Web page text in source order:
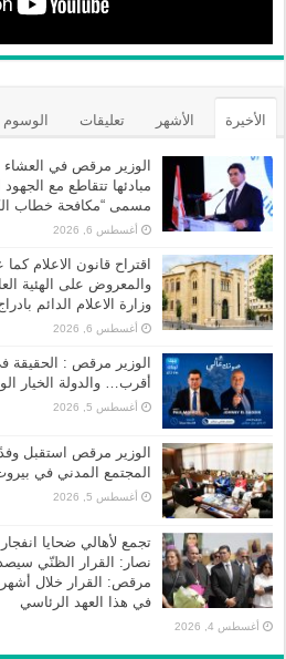
الأخيرة الأشهر تعليقات الوسوم
الوزير مرقص في
مبادئها تتقاطع مع
مسمى “مكافحة خطاب
أغسطس 6, 2026
اقتراح قانون الاعلام كما
والمعروض على الهئية
وزارة الاعلام الدائم
أغسطس 6, 2026
الوزير مرقص : الحقيقة
أقرب… والدولة الخيار
أغسطس 5, 2026
الوزير مرقص استقبل
المجتمع المدني في
أغسطس 5, 2026
تجمع لأهالي ضحايا
نصار: القرار الظنّي
مرقص: القرار خلال
في هذا العهد الرئاسي
أغسطس 4, 2026